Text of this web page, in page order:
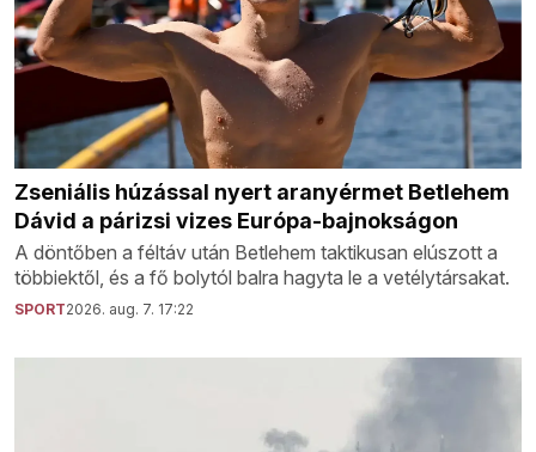
Zseniális húzással nyert aranyérmet Betlehem
Dávid a párizsi vizes Európa-bajnokságon
A döntőben a féltáv után Betlehem taktikusan elúszott a
többiektől, és a fő bolytól balra hagyta le a vetélytársakat.
SPORT2026. aug. 7. 17:22